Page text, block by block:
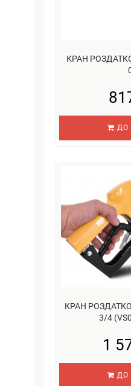
КРАН
ДО
КРАН
3/4
1
ДО